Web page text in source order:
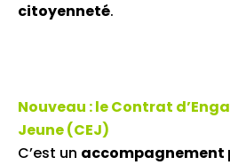
citoyenneté.
Nouveau : le Contrat
Jeune (CEJ)
C’est un accompagnement